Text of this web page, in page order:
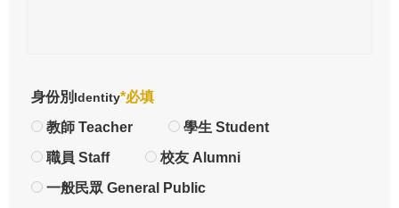
身份別 Identity*必填
教師 Teacher
學生 Student
職員 Staff
校友 Alumni
一般民眾 General Public